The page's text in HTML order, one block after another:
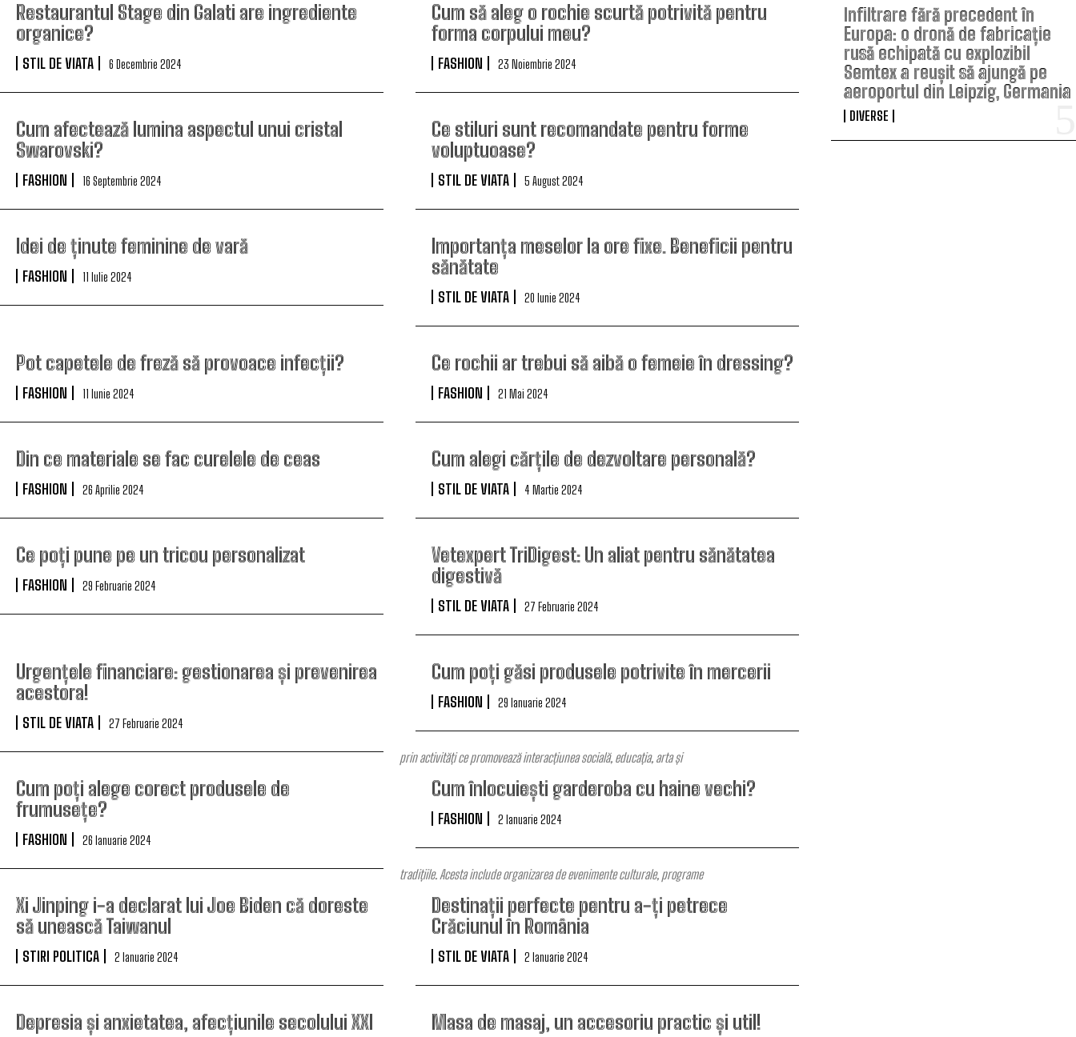
Restaurantul Stage din Galati are ingrediente
organice?
STIL DE VIATA 6 Decembrie 2024
Cum să aleg o rochie scurtă potrivită pentru
forma corpului meu?
FASHION 23 Noiembrie 2024
Cum afectează lumina aspectul unui cristal
Swarovski?
FASHION 16 Septembrie 2024
Ce stiluri sunt recomandate pentru forme
voluptuoase?
STIL DE VIATA 5 August 2024
Idei de ținute feminine de vară
FASHION 11 Iulie 2024
Importanța meselor la ore fixe. Beneficii pentru
sănătate
STIL DE VIATA 20 Iunie 2024
Pot capetele de freză să provoace infecții?
FASHION 11 Iunie 2024
Ce rochii ar trebui să aibă o femeie în dressing?
FASHION 21 Mai 2024
Din ce materiale se fac curelele de ceas
FASHION 26 Aprilie 2024
Cum alegi cărțile de dezvoltare personală?
STIL DE VIATA 4 Martie 2024
Ce poți pune pe un tricou personalizat
FASHION 29 Februarie 2024
Vetexpert TriDigest: Un aliat pentru sănătatea
digestivă
STIL DE VIATA 27 Februarie 2024
Urgențele financiare: gestionarea și prevenirea
acestora!
STIL DE VIATA 27 Februarie 2024
Cum poți găsi produsele potrivite în mercerii
FASHION 29 Ianuarie 2024
Cum poți alege corect produsele de
frumusețe?
FASHION 26 Ianuarie 2024
Cum înlocuiești garderoba cu haine vechi?
FASHION 2 Ianuarie 2024
Xi Jinping i-a declarat lui Joe Biden că doreste
să unească Taiwanul
STIRI POLITICA 2 Ianuarie 2024
Destinații perfecte pentru a-ți petrece
Crăciunul în România
STIL DE VIATA 2 Ianuarie 2024
Depresia și anxietatea, afecțiunile secolului XXI Masa de masaj, un accesoriu practic și util!
prin activități ce promovează interacțiunea socială, educația, arta și
tradițiile. Acesta include organizarea de evenimente culturale, programe
Infiltrare fără precedent în
Europa: o dronă de fabricație
rusă echipată cu explozibil
Semtex a reușit să ajungă pe
aeroportul din Leipzig, Germania
DIVERSE